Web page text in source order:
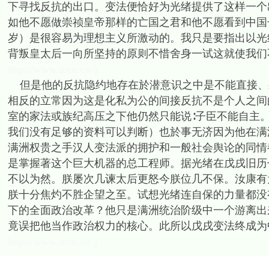
下寻找反抗的出口。变法便恰好为光绪提供了这样一
如他不愿做崇祯皇帝那样的亡国之君和他不愿看到中
岁）是很容易为理想主义所激动的。我只是要指出以
背叛皇太后一向所坚持的原则不惜舍身一试这就使我
但是他的反抗隐约地存在於潜意识之中是不能直接
相反的立常因为这是化私为公的间接反抗不是个人之
室的家法或族纪高压之下他仍然只能说∶子臣不能自
我们没有足够的资料可以判断）也於事无济因为他在
满洲权贵之手汉人变法派的拥护和一般社会舆论的同
是掌握著这个巨大机器的总工程师。据光绪在戊戌旧
不以为然。朕屡次几谏太后更怒今朕位几不保。汝康
朕十分焦灼不胜企望之至。试想光绪连自保的力量都
下的全面政治改革？他只是满洲统治阶级中一个游离
竟误把他当作政治权力的核心。此所以戊戌变法终成